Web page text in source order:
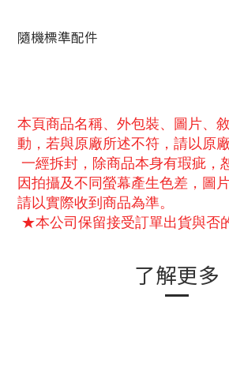
隨機標準配件
本頁商品名稱、外包裝、圖片、
動，若與原廠所述不符，請以原
一經拆封，除商品本身有瑕疵，
因拍攝及不同螢幕產生色差，圖
請以實際收到商品為準。
★本公司保留接受訂單出貨與否
了解更多